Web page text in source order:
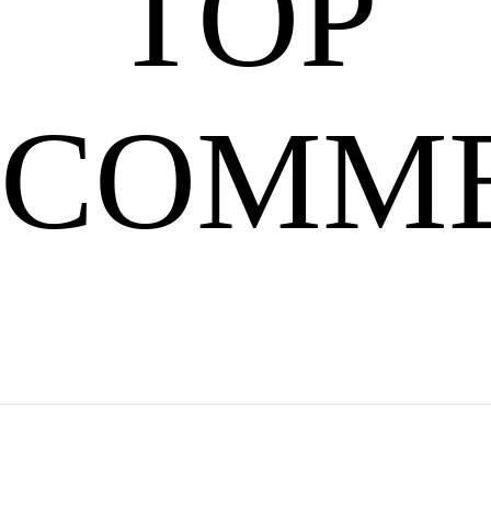
的
刺
激。
话
故
事
吴
刚
嫦